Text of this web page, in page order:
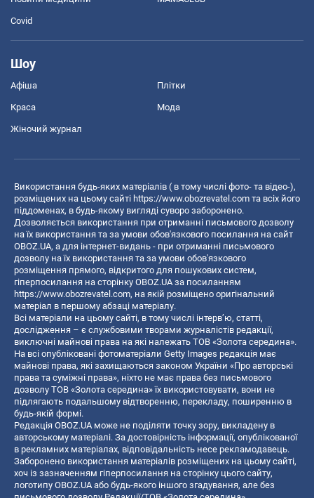
Covid
Шоу
Афіша Плітки
Краса Мода
Жіночий журнал
Використання будь-яких матеріалів ( в тому числі фото- та відео-),
розміщених на цьому сайті https://www.obozrevatel.com та всіх його
піддоменах, в будь-якому вигляді суворо заборонено.
Дозволяється використання при отриманні письмового дозволу
на їх використання та за умови обов'язкового посилання на сайт
OBOZ.UA, а для інтернет-видань - при отриманні письмового
дозволу на їх використання та за умови обов'язкового
розміщення прямого, відкритого для пошукових систем,
гіперпосилання на сторінку OBOZ.UA за посиланням
https://www.obozrevatel.com, на якій розміщено оригінальний
матеріал в першому абзаці матеріалу.
Всі матеріали на цьому сайті, в тому числі інтерв’ю, статті,
дослідження – є службовими творами журналістів редакції,
виключні майнові права на які належать ТОВ «Золота середина».
На всі опубліковані фотоматеріали Getty Images редакція має
майнові права, які захищаються законом України «Про авторські
права та суміжні права», ніхто не має права без письмового
дозволу ТОВ «Золота середина» їх використовувати, вони не
підлягають подальшому відтворенню, перекладу, поширенню в
будь-якій формі.
Редакція OBOZ.UA може не поділяти точку зору, викладену в
авторському матеріалі. За достовірність інформації, опублікованої
в рекламних матеріалах, відповідальність несе рекламодавець.
Заборонено використання матеріалів розміщених на цьому сайті,
хоч із зазначенням гіперпосилання на сторінку цього сайту,
логотипу OBOZ.UA або будь-якого іншого згадування, але без